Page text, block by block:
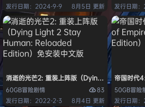
发行日期：2024-9-9
8月5日 更新
发行日期
消逝的光芒2: 重装上阵版（Dying Light 2 Stay
60GB冒险剧情
83
发行日期：2022-2-3
8月4日 更新
帝国时代
50GB冒险
发行日期